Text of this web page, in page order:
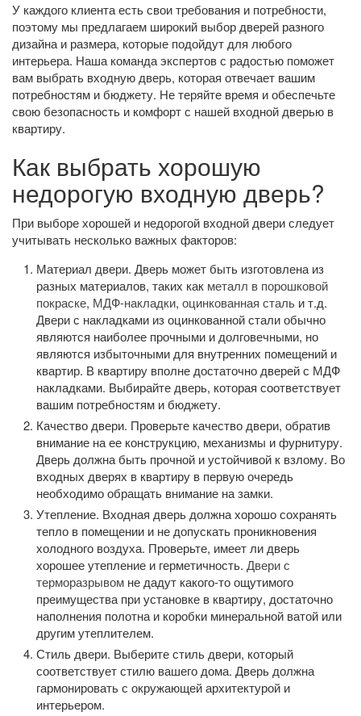
У каждого клиента есть свои требования и потребности,
поэтому мы предлагаем широкий выбор дверей разного
дизайна и размера, которые подойдут для любого
интерьера. Наша команда экспертов с радостью поможет
вам выбрать входную дверь, которая отвечает вашим
потребностям и бюджету. Не теряйте время и обеспечьте
свою безопасность и комфорт с нашей входной дверью в
квартиру.
Как выбрать хорошую
недорогую входную дверь?
При выборе хорошей и недорогой входной двери следует
учитывать несколько важных факторов:
Материал двери. Дверь может быть изготовлена из
разных материалов, таких как металл в порошковой
покраске, МДФ-накладки, оцинкованная сталь и т.д.
Двери с накладками из оцинкованной стали обычно
являются наиболее прочными и долговечными, но
являются избыточными для внутренних помещений и
квартир. В квартиру вполне достаточно дверей с МДФ
накладками. Выбирайте дверь, которая соответствует
вашим потребностям и бюджету.
Качество двери. Проверьте качество двери, обратив
внимание на ее конструкцию, механизмы и фурнитуру.
Дверь должна быть прочной и устойчивой к взлому. Во
входных дверях в квартиру в первую очередь
необходимо обращать внимание на замки.
Утепление. Входная дверь должна хорошо сохранять
тепло в помещении и не допускать проникновения
холодного воздуха. Проверьте, имеет ли дверь
хорошее утепление и герметичность. Двери с
терморазрывом не дадут какого-то ощутимого
преимущества при установке в квартиру, достаточно
наполнения полотна и коробки минеральной ватой или
другим утеплителем.
Стиль двери. Выберите стиль двери, который
соответствует стилю вашего дома. Дверь должна
гармонировать с окружающей архитектурой и
интерьером.